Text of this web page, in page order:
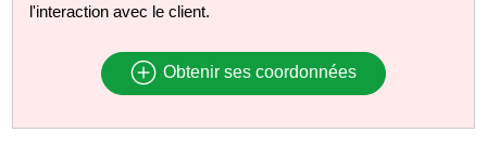
l'interaction avec le client.
Obtenir ses coordonnées